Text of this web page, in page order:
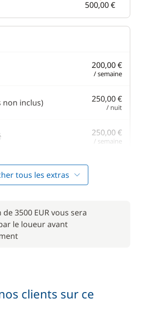
500,00 €
200,00 €
/ semaine
non inclus) 250,00 €
/ nuit
250,00 €
/ semaine
inclus)
inclus)
tous les extras
3500 EUR vous sera
le loueur avant
clients sur ce